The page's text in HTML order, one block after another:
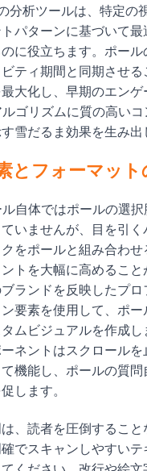
分析ツールは、特定の
パターンに基づいて
に役立ちます。ポー
ティ期間と同期させる
大化し、早期のエンゲ
ゴリズムに質の高い
雪だるま効果を生み出
とフォーマット
自体ではポールの選択
いませんが、目を引
をポールと組み合わせ
トを大幅に高めること
ランドを反映したプロ
要素を使用して、ポー
ムビジュアルを作成し
ネントはスクロールを
機能し、ポールの質問
します。
、読者を圧倒すること
でスキャンしやすいテ